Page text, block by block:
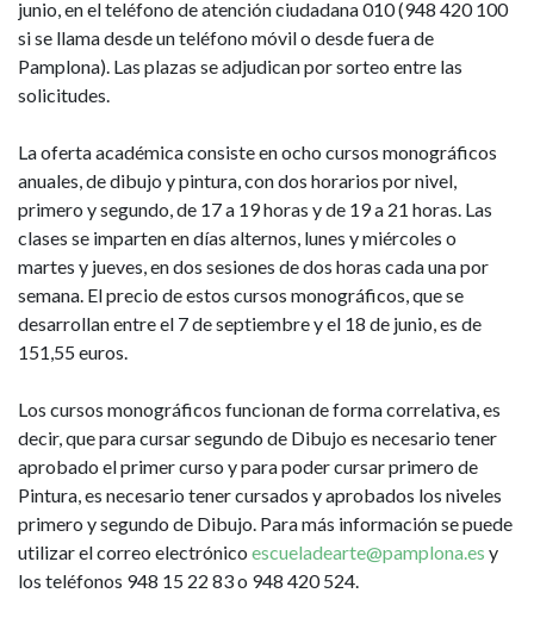
junio, en el teléfono de atención ciudadana 010 (948 420 100
si se llama desde un teléfono móvil o desde fuera de
Pamplona). Las plazas se adjudican por sorteo entre las
solicitudes.
La oferta académica consiste en ocho cursos monográficos
anuales, de dibujo y pintura, con dos horarios por nivel,
primero y segundo, de 17 a 19 horas y de 19 a 21 horas. Las
clases se imparten en días alternos, lunes y miércoles o
martes y jueves, en dos sesiones de dos horas cada una por
semana. El precio de estos cursos monográficos, que se
desarrollan entre el 7 de septiembre y el 18 de junio, es de
151,55 euros.
Los cursos monográficos funcionan de forma correlativa, es
decir, que para cursar segundo de Dibujo es necesario tener
aprobado el primer curso y para poder cursar primero de
Pintura, es necesario tener cursados y aprobados los niveles
primero y segundo de Dibujo. Para más información se puede
utilizar el correo electrónico escueladearte@pamplona.es y
los teléfonos 948 15 22 83 o 948 420 524.